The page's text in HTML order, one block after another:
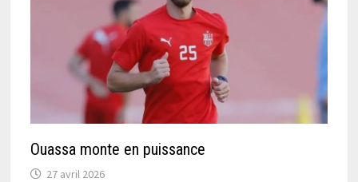
Ouassa monte en puissance
27 avril 2026